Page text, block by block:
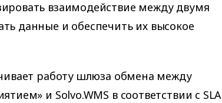
взаимодействие между двумя
данные и обеспечить их высокое
работу шлюза обмена между
и Solvo.WMS в соответствии с SLA